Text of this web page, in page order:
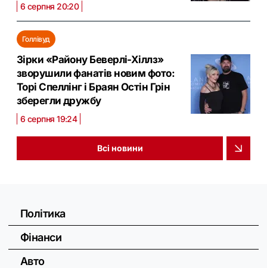
6 серпня 20:20
Голлівуд
Зірки «Району Беверлі-Хіллз»
зворушили фанатів новим фото:
Торі Спеллінг і Браян Остін Грін
зберегли дружбу
6 серпня 19:24
Всі новини
Політика
Фінанси
Авто